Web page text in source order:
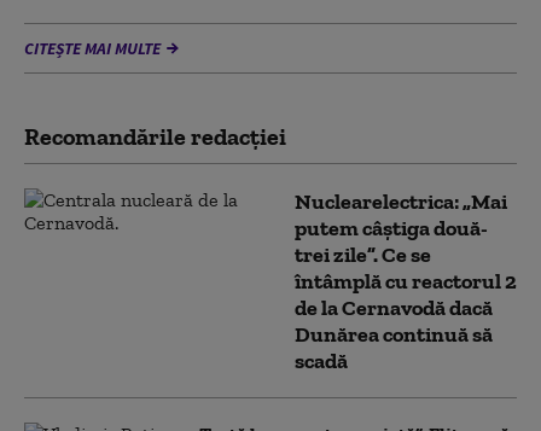
CITEȘTE MAI MULTE
Recomandările redacţiei
Nuclearelectrica: „Mai
putem câștiga două-
trei zile”. Ce se
întâmplă cu reactorul 2
de la Cernavodă dacă
Dunărea continuă să
scadă